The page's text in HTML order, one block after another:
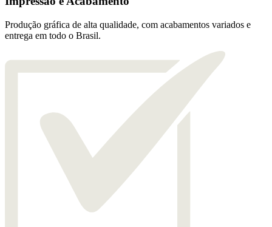
Produção gráfica de alta qualidade, com acabamentos variados e
entrega em todo o Brasil.